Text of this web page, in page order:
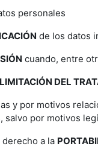
personales
de los datos
cuando, entre
LIMITACIÓN DEL
y por motivos
salvo por motivos
a la